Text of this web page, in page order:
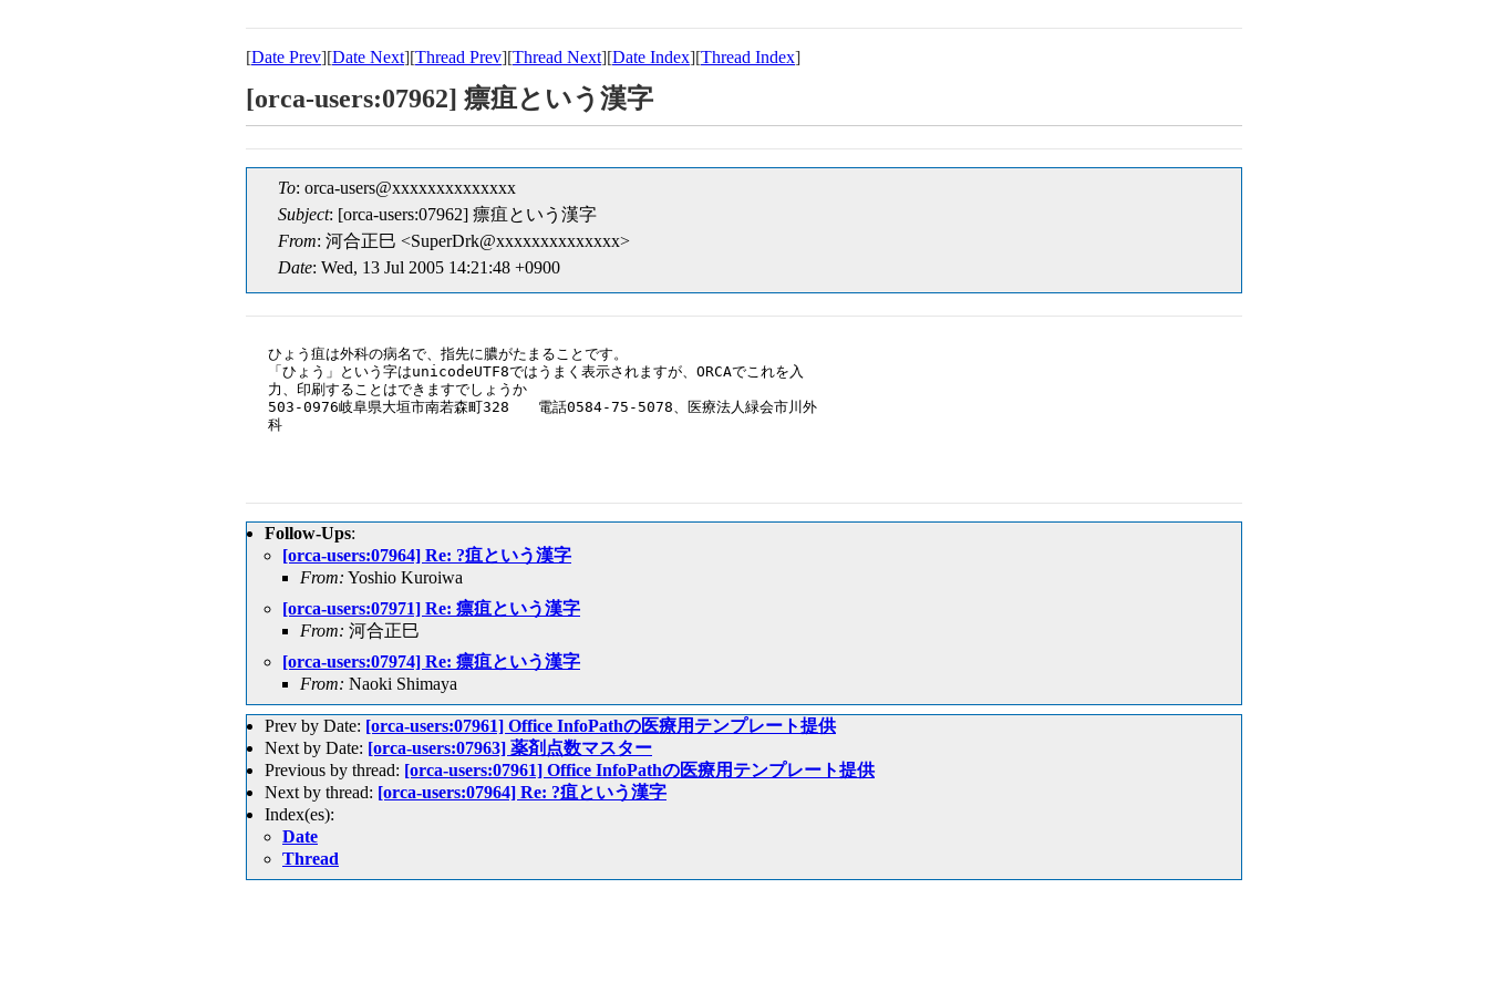
[Date Prev][Date Next][Thread Prev][Thread Next][Date Index][Thread Index]
[orca-users:07962] 瘭疽という漢字
To: orca-users@xxxxxxxxxxxxxx
Subject: [orca-users:07962] 瘭疽という漢字
From: 河合正巳 <SuperDrk@xxxxxxxxxxxxxx>
Date: Wed, 13 Jul 2005 14:21:48 +0900
ひょう疽は外科の病名で、指先に膿がたまることです。
「ひょう」という字はunicodeUTF8ではうまく表示されますが、ORCAでこれを入
力、印刷することはできますでしょうか
503-0976岐阜県大垣市南若森町328　　電話0584-75-5078、医療法人緑会市川外
科
Follow-Ups:
[orca-users:07964] Re: ?疽という漢字
From: Yoshio Kuroiwa
[orca-users:07971] Re: 瘭疽という漢字
From: 河合正巳
[orca-users:07974] Re: 瘭疽という漢字
From: Naoki Shimaya
Prev by Date: [orca-users:07961] Office InfoPathの医療用テンプレート提供
Next by Date: [orca-users:07963] 薬剤点数マスター
Previous by thread: [orca-users:07961] Office InfoPathの医療用テンプレート提供
Next by thread: [orca-users:07964] Re: ?疽という漢字
Index(es):
Date
Thread